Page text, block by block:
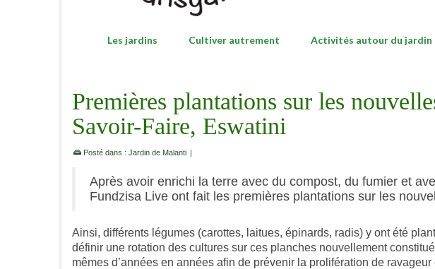
Les jardins Cultiver autrement Activités autour du jardin
Premières plantations sur les
Savoir-Faire, Eswatini
Posté dans : Jardin de Malanti |
Après avoir enrichi la terre avec du compost, du fumier et
Fundzisa Live ont fait les premières plantations sur les
Ainsi, différents légumes (carottes, laitues, épinards, radis) y ont été
définir une rotation des cultures sur ces planches nouvellement
mêmes d’années en années afin de prévenir la prolifération de